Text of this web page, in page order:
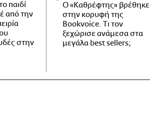
παιδί
από την
στην
Ο «Καθρέφτης» βρέθηκε
στην κορυφή της
Bookvoice. Τι τον
ξεχώρισε ανάμεσα στα
μεγάλα best sellers;